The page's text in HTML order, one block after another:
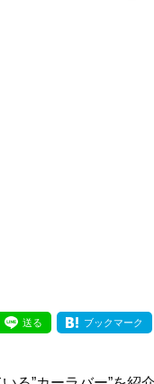
送る ブックマーク